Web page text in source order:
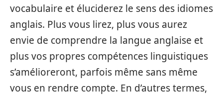
vocabulaire et éluciderez le sens des idiomes
anglais. Plus vous lirez, plus vous aurez
envie de comprendre la langue anglaise et
plus vos propres compétences linguistiques
s’amélioreront, parfois même sans même
vous en rendre compte. En d’autres termes,